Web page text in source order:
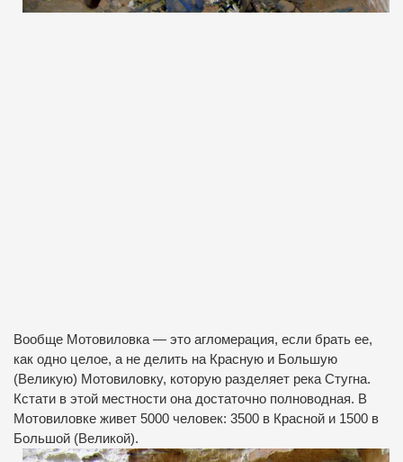
Вообще Мотовиловка — это агломерация, если брать ее,
как одно целое, а не делить на Красную и Большую
(Великую) Мотовиловку, которую разделяет река Стугна.
Кстати в этой местности она достаточно полноводная. В
Мотовиловке живет 5000 человек: 3500 в Красной и 1500 в
Большой (Великой).